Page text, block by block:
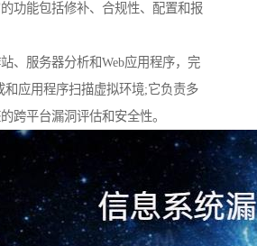
功能包括修补、合规性、配置和报
、服务器分析和Web应用程序，完
和应用程序扫描虚拟环境;它负责多
跨平台漏洞评估和安全性。